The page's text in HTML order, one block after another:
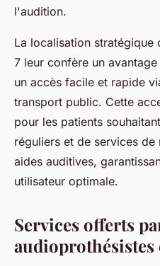
l'audition.
La localisation stratégique
7 leur confère un
un accès facile et rapide
transport public. Cette
pour les patients
réguliers et de services
aides auditives,
utilisateur optimale.
Services offerts
audioprothésistes